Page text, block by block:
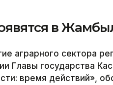
в
аграрного сектора
Главы государства
время действий»,